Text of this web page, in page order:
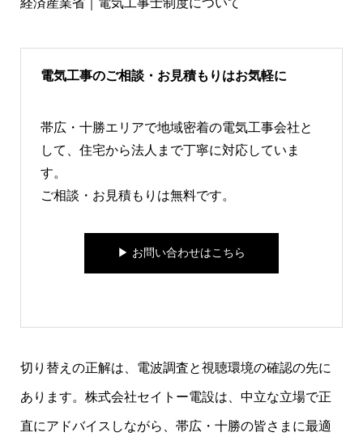
経済産業省｜電気工事士制度について
電気工事のご相談・お見積もりはお気軽に
帯広・十勝エリアで地域密着の電気工事会社と
して、住宅から法人まで丁寧に対応していま
す。
ご相談・お見積もりは無料です。
▶︎ お問い合わせはこちら
切り替えの正解は、電波調査と視聴環境の確認の先に
あります。株式会社セイトー電設は、中立な立場で正
直にアドバイスしながら、帯広・十勝の皆さまに最適